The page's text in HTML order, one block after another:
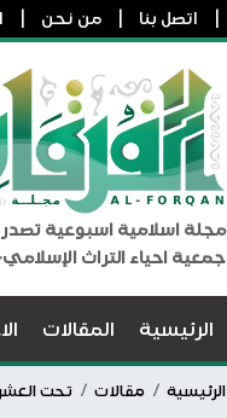
اتصل بنا من نحن
مجلة اسلامية اسبوعية
جمعية احياء التراث
الرئيسية المقالات
الرئيسية مقالات تحت